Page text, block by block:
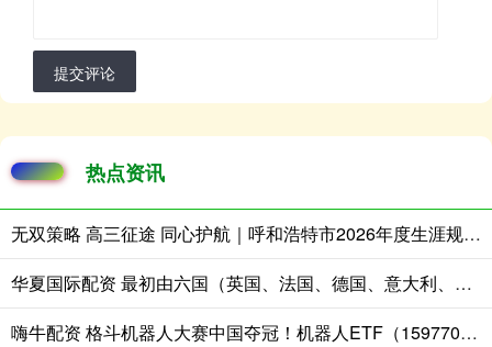
提交评论
热点资讯
无双策略 高三征途 同心护航｜呼和浩特市2026年度生涯规划季正式启动！首场赋能讲座走进呼市二中
华夏国际配资 最初由六国（英国、法国、德国、意大利、荷兰、日本）领头，现在发展到2
嗨牛配资 格斗机器人大赛中国夺冠！机器人ETF（159770）规模冲百亿！单日成交额超3亿元，居深市同标的第一